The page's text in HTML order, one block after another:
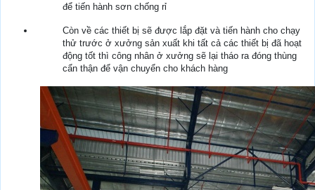
để tiến hành sơn chống rỉ
Còn về các thiết bị sẽ được lắp đặt và tiến hành cho chạy
thử trước ở xưởng sản xuất khi tất cả các thiết bị đã hoạt
động tốt thì công nhân ở xưởng sẽ lại tháo ra đóng thùng
cẩn thận để vận chuyển cho khách hàng